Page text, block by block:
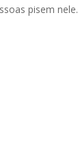
pisem nele.